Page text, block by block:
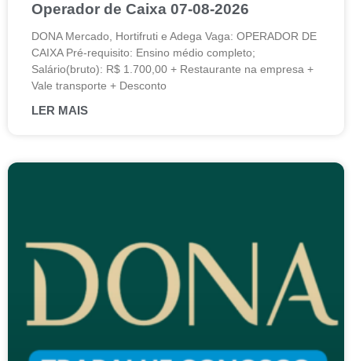
Operador de Caixa 07-08-2026
DONA Mercado, Hortifruti e Adega Vaga: OPERADOR DE
CAIXA Pré-requisito: Ensino médio completo;
Salário(bruto): R$ 1.700,00 + Restaurante na empresa +
Vale transporte + Desconto
LER MAIS